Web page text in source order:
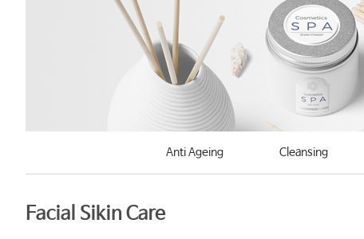
Anti Ageing Cleansing
Facial Sikin Care